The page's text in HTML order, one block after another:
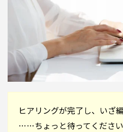
ヒアリングが完了し、いざ
……ちょっと待ってくださ